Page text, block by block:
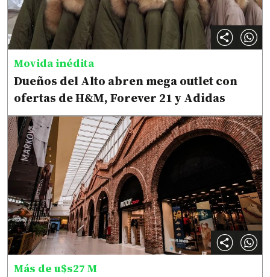
Movida inédita
Dueños del Alto abren mega outlet con
ofertas de H&M, Forever 21 y Adidas
Más de u$s27 M